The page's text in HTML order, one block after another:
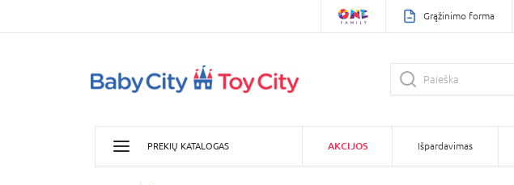
Grąžinimo forma
PREKIŲ KATALOGAS AKCIJOS Išpardavimas